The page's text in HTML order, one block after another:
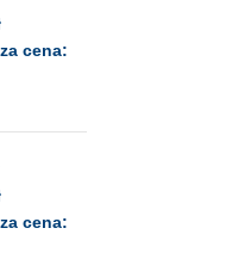
cena:
cena: